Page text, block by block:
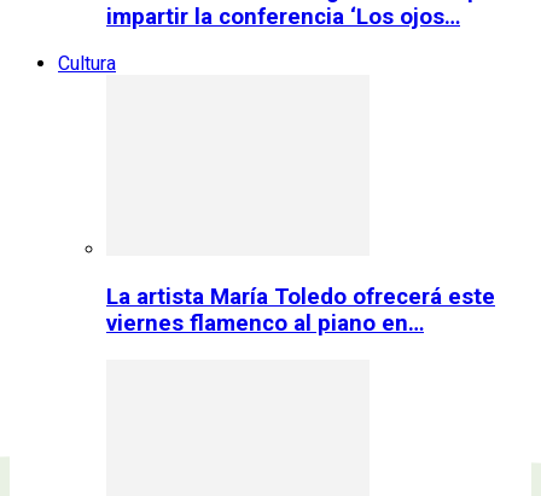
impartir la conferencia ‘Los ojos…
Cultura
La artista María Toledo ofrecerá este
viernes flamenco al piano en…